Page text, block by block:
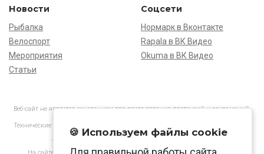
Новости
Рыбалка
Велоспорт
Мероприятия
Статьи
Соцсети
Нормарк в Вконтакте
Rapala в ВК Видео
Okuma в ВК Видео
Веб-сайт не является основанием для предъявления претензий и рекламаций,
Технические характеристики товаров могут отличаться от указанных на сайте.
АО «Нормарк» ИНН 7728172512 ОГРН 1037739603505
🍪 Используем файлы cookie